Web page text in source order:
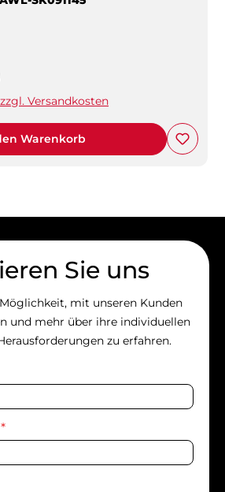
Versandkosten
Warenkorb
Sie uns
mit unseren Kunden
und mehr über ihre individuellen
zu erfahren.
*